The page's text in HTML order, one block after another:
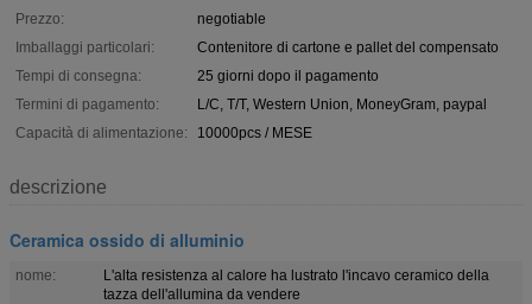
Prezzo:
negotiable
Imballaggi particolari:
Contenitore di cartone e pallet del compensato
Tempi di consegna:
25 giorni dopo il pagamento
Termini di pagamento:
L/C, T/T, Western Union, MoneyGram, paypal
Capacità di alimentazione:
10000pcs / MESE
descrizione
Ceramica ossido di alluminio
nome:
L'alta resistenza al calore ha lustrato l'incavo ceramico della
tazza dell'allumina da vendere